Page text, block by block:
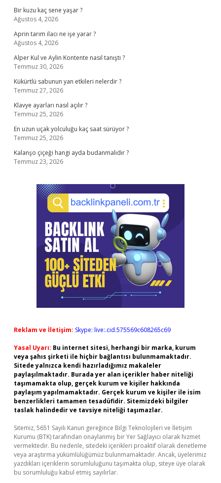
Bir kuzu kaç sene yaşar ?
Ağustos 4, 2026
Aprin tarım ilacı ne işe yarar ?
Ağustos 4, 2026
Alper Kul ve Aylin Kontente nasıl tanıştı ?
Temmuz 30, 2026
Kükürtlü sabunun yan etkileri nelerdir ?
Temmuz 27, 2026
Klavye ayarları nasıl açılır ?
Temmuz 25, 2026
En uzun uçak yolculuğu kaç saat sürüyor ?
Temmuz 25, 2026
Kalanşo çiçeği hangi ayda budanmalıdır ?
Temmuz 23, 2026
Reklam ve İletişim: Skype: live:.cid.575569c608265c69
Yasal Uyarı: Bu internet sitesi, herhangi bir marka, kurum
veya şahıs şirketi ile hiçbir bağlantısı bulunmamaktadır.
Sitede yalnızca kendi hazırladığımız makaleler
paylaşılmaktadır. Burada yer alan içerikler haber niteliği
taşımamakta olup, gerçek kurum ve kişiler hakkında
paylaşım yapılmamaktadır. Gerçek kurum ve kişiler ile isim
benzerlikleri tamamen tesadüfidir. Sitemizdeki bilgiler
taslak halindedir ve tavsiye niteliği taşımazlar.
Sitemiz, 5651 Sayılı Kanun gereğince Bilgi Teknolojileri ve İletişim
Kurumu (BTK) tarafından onaylanmış bir Yer Sağlayıcı olarak hizmet
vermektedir. Bu nedenle, sitedeki içerikleri proaktif olarak denetleme
veya araştırma yükümlülüğümüz bulunmamaktadır. Ancak, üyelerimiz
yazdıkları içeriklerin sorumluluğunu taşımakta olup, siteye üye olarak
bu sorumluluğu kabul etmiş sayılırlar.